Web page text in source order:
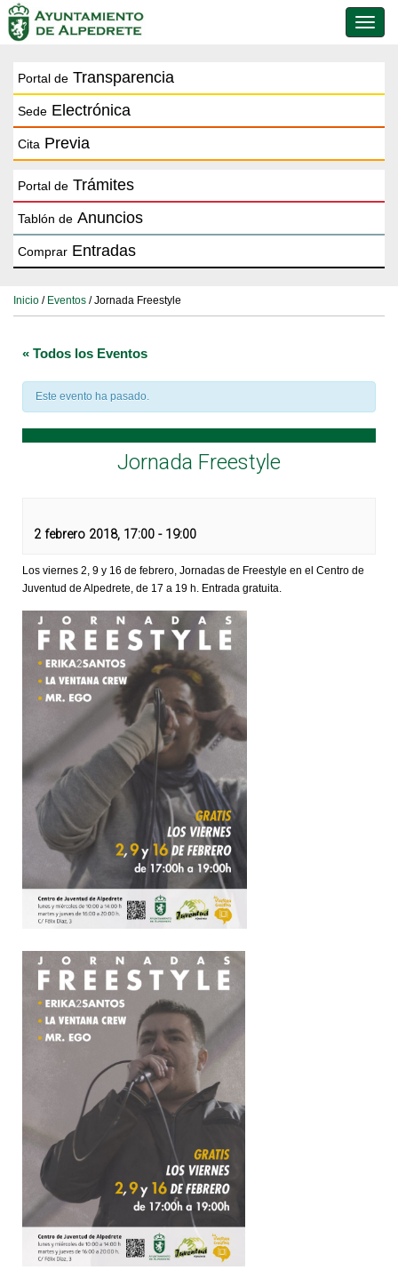
de
Portal de Transparencia
Sede Electrónica
Cita Previa
Portal de Trámites
Tablón de Anuncios
Comprar Entradas
Inicio / Eventos / Jornada Freestyle
« Todos los Eventos
Este evento ha pasado.
Jornada Freestyle
2 febrero 2018, 17:00 - 19:00
Los viernes 2, 9 y 16 de febrero, Jornadas de Freestyle en el Centro de
Juventud de Alpedrete, de 17 a 19 h. Entrada gratuita.